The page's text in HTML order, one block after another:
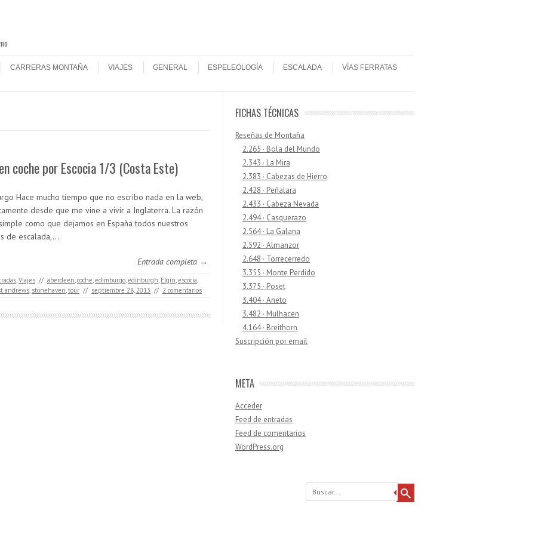
CARRERAS MONTAÑA VIAJES GENERAL ESPELEOLOGÍA ESCALADA
VÍAS FERRATAS
coche por Escocia 1/3 (Costa Este)
Hace mucho tiempo que no escribo nada en la web,
desde que me vine a vivir a Inglaterra. La razón
como que dejamos en España todos nuestros
de escalada,…
Entrada completa →
,Viajes // aberdeen,coche,edimburgo,edinburgh, Elgin,escocia,
andrews, stonehaven,tour // septiembre 28, 2013 // 2 comentarios
FICHAS TÉCNICAS
Reseñas de Montaña
2.265 · Bola del Mundo
2.343 · La Mira
2.383 · Cabezas de Hierro
2.428 · Peñalara
2.433 · Cabeza Nevada
2.494 · Casquerazo
2.564 · La Galana
2.592 · Almanzor
2.648 · Torrecerredo
3.355 · Monte Perdido
3.375 · Poset
3.404 · Aneto
3.482 · Mulhacen
4.164 · Breithorn
Suscripción por email
META
Acceder
Feed de entradas
Feed de comentarios
WordPress.org